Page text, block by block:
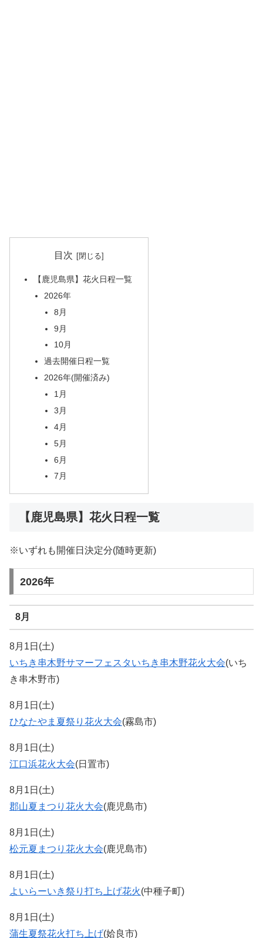
目次
【鹿児島県】花火日程一覧
2026年
8月
9月
10月
過去開催日程一覧
2026年(開催済み)
1月
3月
4月
5月
6月
7月
【鹿児島県】花火日程一覧
※いずれも開催日決定分(随時更新)
2026年
8月
8月1日(土)
いちき串木野サマーフェスタいちき串木野花火大会(いち
き串木野市)
8月1日(土)
ひなたやま夏祭り花火大会(霧島市)
8月1日(土)
江口浜花火大会(日置市)
8月1日(土)
郡山夏まつり花火大会(鹿児島市)
8月1日(土)
松元夏まつり花火大会(鹿児島市)
8月1日(土)
よいらーいき祭り打ち上げ花火(中種子町)
8月1日(土)
蒲生夏祭花火打ち上げ(姶良市)